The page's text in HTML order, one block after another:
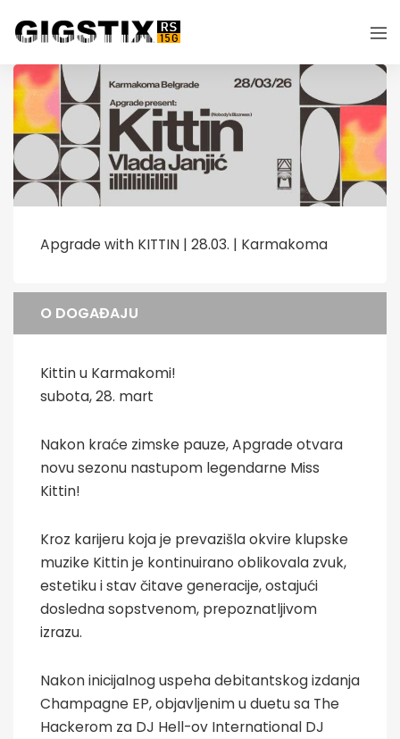
Apgrade with KITTIN | 28.03. | Karmakoma
O DOGAĐAJU
Kittin u Karmakomi!
subota, 28. mart
Nakon kraće zimske pauze, Apgrade otvara
novu sezonu nastupom legendarne Miss
Kittin!
Kroz karijeru koja je prevazišla okvire klupske
muzike Kittin je kontinuirano oblikovala zvuk,
estetiku i stav čitave generacije, ostajući
dosledna sopstvenom, prepoznatljivom
izrazu.
Nakon inicijalnog uspeha debitantskog izdanja
Champagne EP, objavljenim u duetu sa The
Hackerom za DJ Hell-ov International DJ